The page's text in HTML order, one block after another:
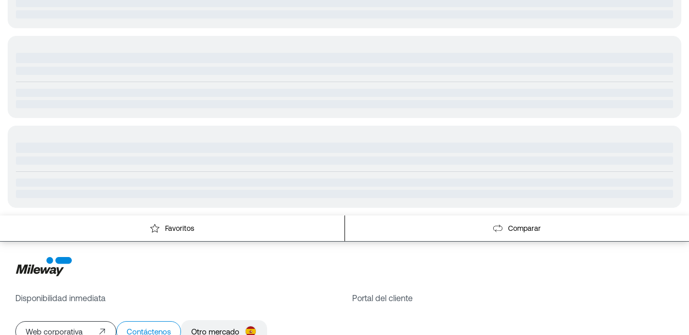
Favoritos Comparar
Disponibilidad inmediata Portal del cliente
Web corporativa Contáctenos Otro mercado